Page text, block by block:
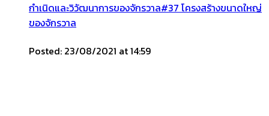
กำเนิดและวิวัฒนาการของจักรวาล#37 โครงสร้างขนาดใหญ่
ของจักรวาล
Posted: 23/08/2021 at 14:59